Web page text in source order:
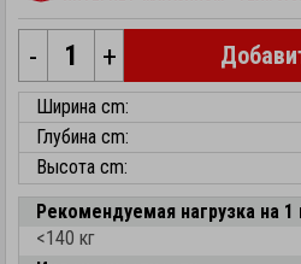
- +
Ширина cm:
Глубина cm:
Высота cm:
Рекомендуемая нагрузка на 1
<140 кг